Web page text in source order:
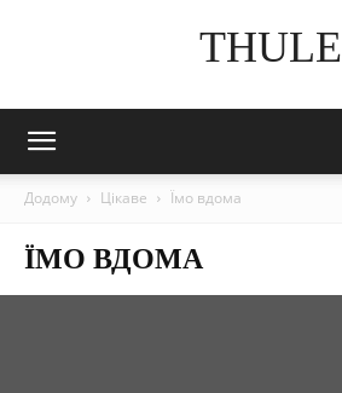
THULE
Додому Цікаве Їмо вдома
ЇМО ВДОМА